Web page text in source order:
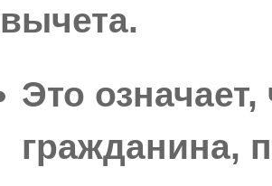
вычета.
Это
гражданина,